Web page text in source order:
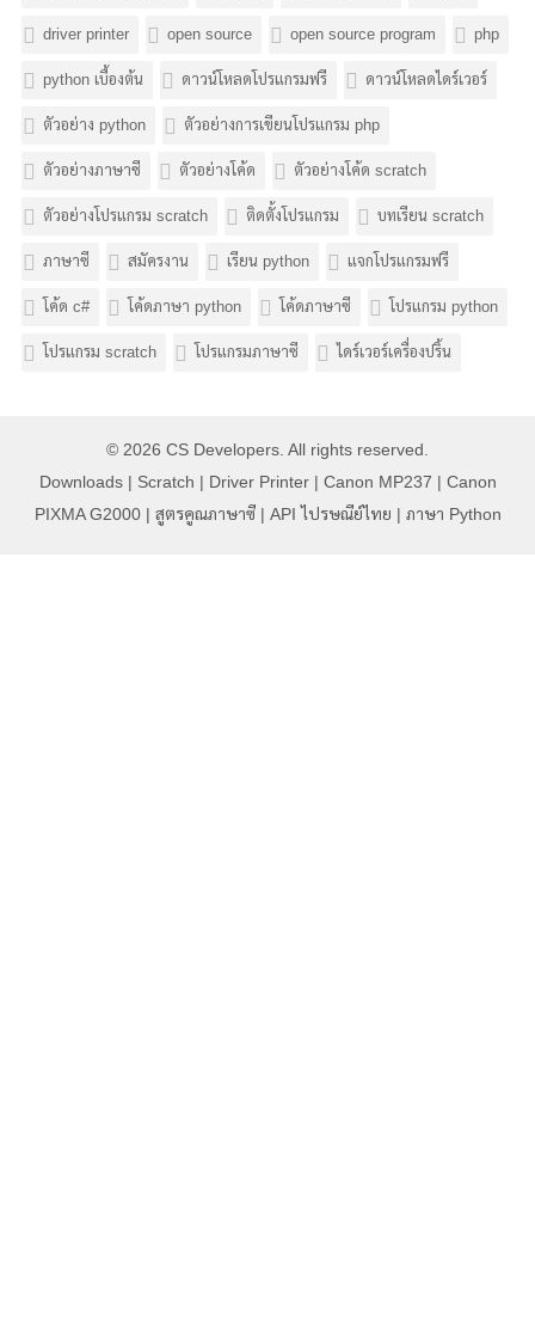
driver printer open source open source program php
python เบื้องต้น ดาวน์โหลดโปรแกรมฟรี ดาวน์โหลดไดร์เวอร์
ตัวอย่าง python ตัวอย่างการเขียนโปรแกรม php
ตัวอย่างภาษาซี ตัวอย่างโค้ด ตัวอย่างโค้ด scratch
ตัวอย่างโปรแกรม scratch ติดตั้งโปรแกรม บทเรียน scratch
ภาษาซี สมัครงาน เรียน python แจกโปรแกรมฟรี
โค้ด c# โค้ดภาษา python โค้ดภาษาซี โปรแกรม python
โปรแกรม scratch โปรแกรมภาษาซี ไดร์เวอร์เครื่องปริ้น
© 2026 CS Developers . All rights reserved.
Downloads| Scratch | Driver Printer| Canon MP237 | Canon
PIXMA G2000| สูตรคูณภาษาซี| API ไปรษณีย์ไทย | ภาษา Python